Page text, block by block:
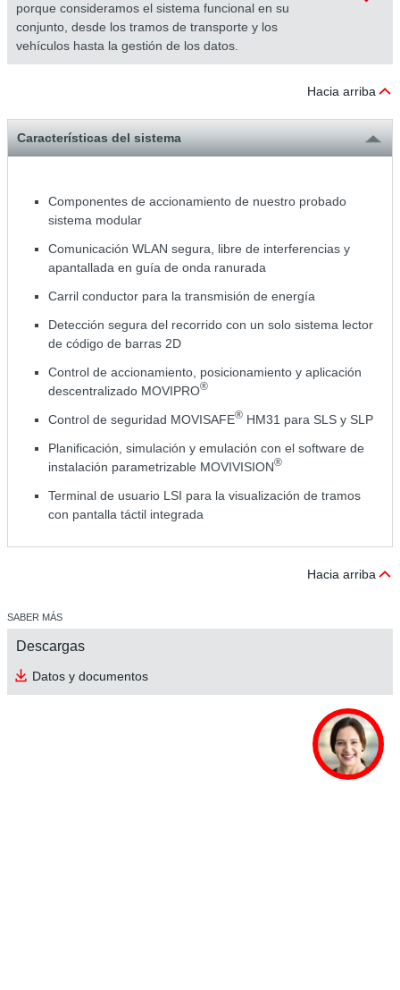
porque consideramos el sistema funcional en su
conjunto, desde los tramos de transporte y los
vehículos hasta la gestión de los datos.
Hacia arriba
Características del sistema
Componentes de accionamiento de nuestro probado
sistema modular
Comunicación WLAN segura, libre de interferencias y
apantallada en guía de onda ranurada
Carril conductor para la transmisión de energía
Detección segura del recorrido con un solo sistema lector
de código de barras 2D
Control de accionamiento, posicionamiento y aplicación
descentralizado MOVIPRO®
Control de seguridad MOVISAFE® HM31 para SLS y SLP
Planificación, simulación y emulación con el software de
instalación parametrizable MOVIVISION®
Terminal de usuario LSI para la visualización de tramos
con pantalla táctil integrada
Hacia arriba
SABER MÁS
Descargas
Datos y documentos